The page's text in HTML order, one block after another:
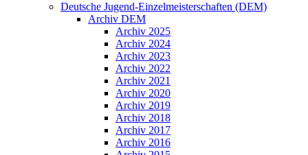
Deutsche Jugend-Einzelmeisterschaften (DEM)
Archiv DEM
Archiv 2025
Archiv 2024
Archiv 2023
Archiv 2022
Archiv 2021
Archiv 2020
Archiv 2019
Archiv 2018
Archiv 2017
Archiv 2016